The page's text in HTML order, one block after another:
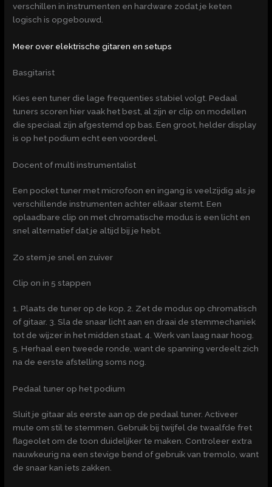
verschillen in instrumenten en hardware zodat je keten
logisch is opgebouwd.
Meer over elektrische gitaren en setups
Basgitarist
Kies een tuner die lage frequenties stabiel volgt. Pedaal
tuners scoren hier vaak het best, al zijn er clip on modellen
die speciaal zijn afgestemd op bas. Een groot, helder display
is op het podium echt een voordeel.
Docent of multi instrumentalist
Een pocket tuner met microfoon en ingang is veelzijdig als je
verschillende instrumenten achter elkaar stemt. Een
oplaadbare clip on met chromatische modus is een licht en
snel alternatief dat je altijd bij je hebt.
Zo stem je snel en zuiver
Clip on in 5 stappen
1. Plaats de tuner op de kop. 2. Zet de modus op chromatisch
of gitaar. 3. Sla de snaar licht aan en draai de stemmechaniek
tot de wijzer in het midden staat. 4. Werk van laag naar hoog.
5. Herhaal een tweede ronde, want de spanning verdeelt zich
na de eerste afstelling soms nog.
Pedaal tuner op het podium
Sluit je gitaar als eerste aan op de pedaal tuner. Activeer
mute om stil te stemmen. Gebruik bij twijfel de twaalfde fret
flageolet om de toon duidelijker te maken. Controleer extra
nauwkeurig na een stevige bend of gebruik van tremolo, want
de snaar kan iets zakken.